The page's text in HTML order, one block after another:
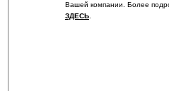
Вашей компании. Более
ЗДЕСЬ